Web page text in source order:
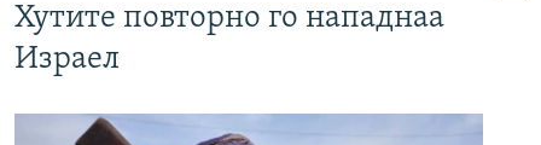
Хутите повторно го нападнаа
Израел